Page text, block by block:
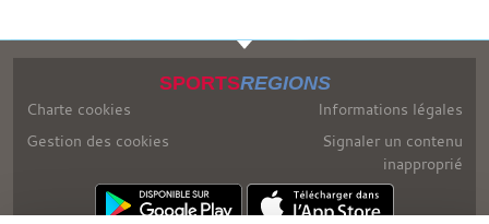
SPORTSREGIONS
Charte cookies
Gestion des cookies
Informations légales
Signaler un contenu
inapproprié